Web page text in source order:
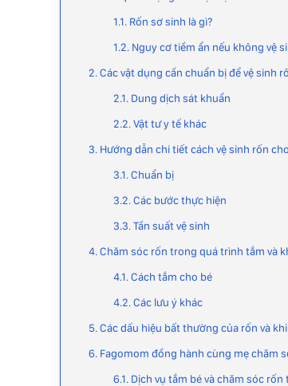
1.1. Rốn sơ sinh là gì?
1.2. Nguy cơ tiềm ẩn nếu không vệ
2. Các vật dụng cần chuẩn bị để vệ sinh
2.1. Dung dịch sát khuẩn
2.2. Vật tư y tế khác
3. Hướng dẫn chi tiết cách vệ sinh rốn
3.1. Chuẩn bị
3.2. Các bước thực hiện
3.3. Tần suất vệ sinh
4. Chăm sóc rốn trong quá trình tắm và
4.1. Cách tắm cho bé
4.2. Các lưu ý khác
5. Các dấu hiệu bất thường của rốn và
6. Fagomom đồng hành cùng mẹ chăm
6.1. Dịch vụ tắm bé và chăm sóc